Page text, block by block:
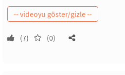
(7) (0)